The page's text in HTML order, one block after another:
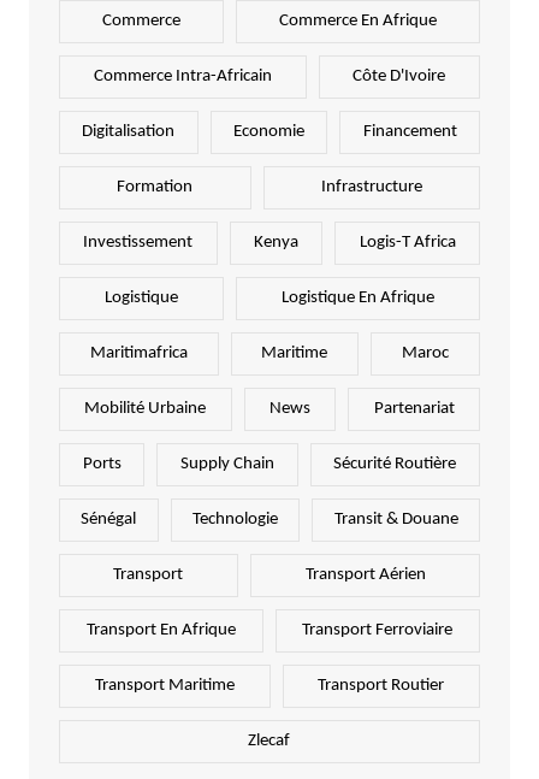
Commerce Commerce En Afrique
Commerce Intra-Africain Côte D'Ivoire
Digitalisation Economie Financement
Formation Infrastructure
Investissement Kenya Logis-T Africa
Logistique Logistique En Afrique
Maritimafrica Maritime Maroc
Mobilité Urbaine News Partenariat
Ports Supply Chain Sécurité Routière
Sénégal Technologie Transit & Douane
Transport Transport Aérien
Transport En Afrique Transport Ferroviaire
Transport Maritime Transport Routier
Zlecaf